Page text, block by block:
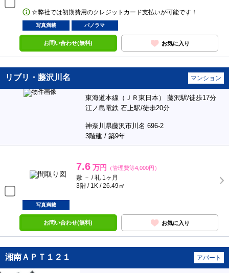
☆弊社では初期費用のクレジットカード支払いが可能です！
写真満載 パノラマ
お問い合わせ(無料) お気に入り
リブリ・藤沢川名 マンション
東海道本線（ＪＲ東日本） 藤沢駅/徒歩17分
江ノ島電鉄 石上駅/徒歩20分
神奈川県藤沢市川名 696-2
3階建 / 築9年
7.6 万円 （管理費等4,000円）
敷 － / 礼 1ヶ月
3階 / 1K / 26.49㎡
写真満載
お問い合わせ(無料) お気に入り
湘南ＡＰＴ１２１ アパート